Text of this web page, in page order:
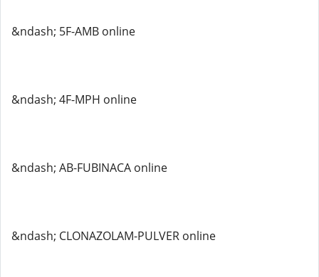
&ndash; 5F-AMB online
&ndash; 4F-MPH online
&ndash; AB-FUBINACA online
&ndash; CLONAZOLAM-PULVER online